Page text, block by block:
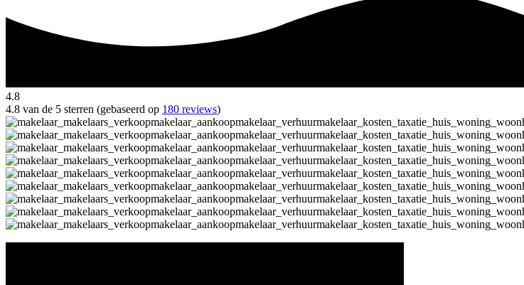
4.8
4.8 van de 5 sterren (gebaseerd op 180 reviews)